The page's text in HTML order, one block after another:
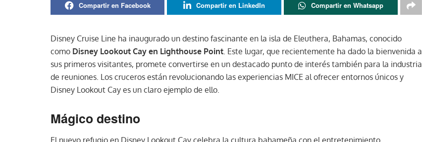
Compartir en Facebook Compartir en LinkedIn Compartir en Whatsapp
Disney Cruise Line ha inaugurado un destino fascinante en la isla de Eleuthera, Bahamas, conocido
como Disney Lookout Cay en Lighthouse Point. Este lugar, que recientemente ha dado la bienvenida a
sus primeros visitantes, promete convertirse en un destacado punto de interés también para la industria
de reuniones. Los cruceros están revolucionando las experiencias MICE al ofrecer entornos únicos y
Disney Lookout Cay es un claro ejemplo de ello.
Mágico destino
El nuevo refugio en Disney Lookout Cay celebra la cultura bahameña con el entretenimiento